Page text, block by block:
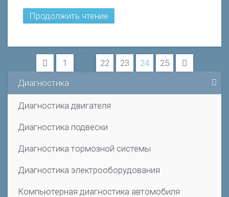
Продолжить чтение
1 22 23 24
25
Диагностика
Диагностика двигателя
Диагностика подвески
Диагностика тормозной системы
Диагностика электрооборудования
Компьютерная диагностика автомобиля